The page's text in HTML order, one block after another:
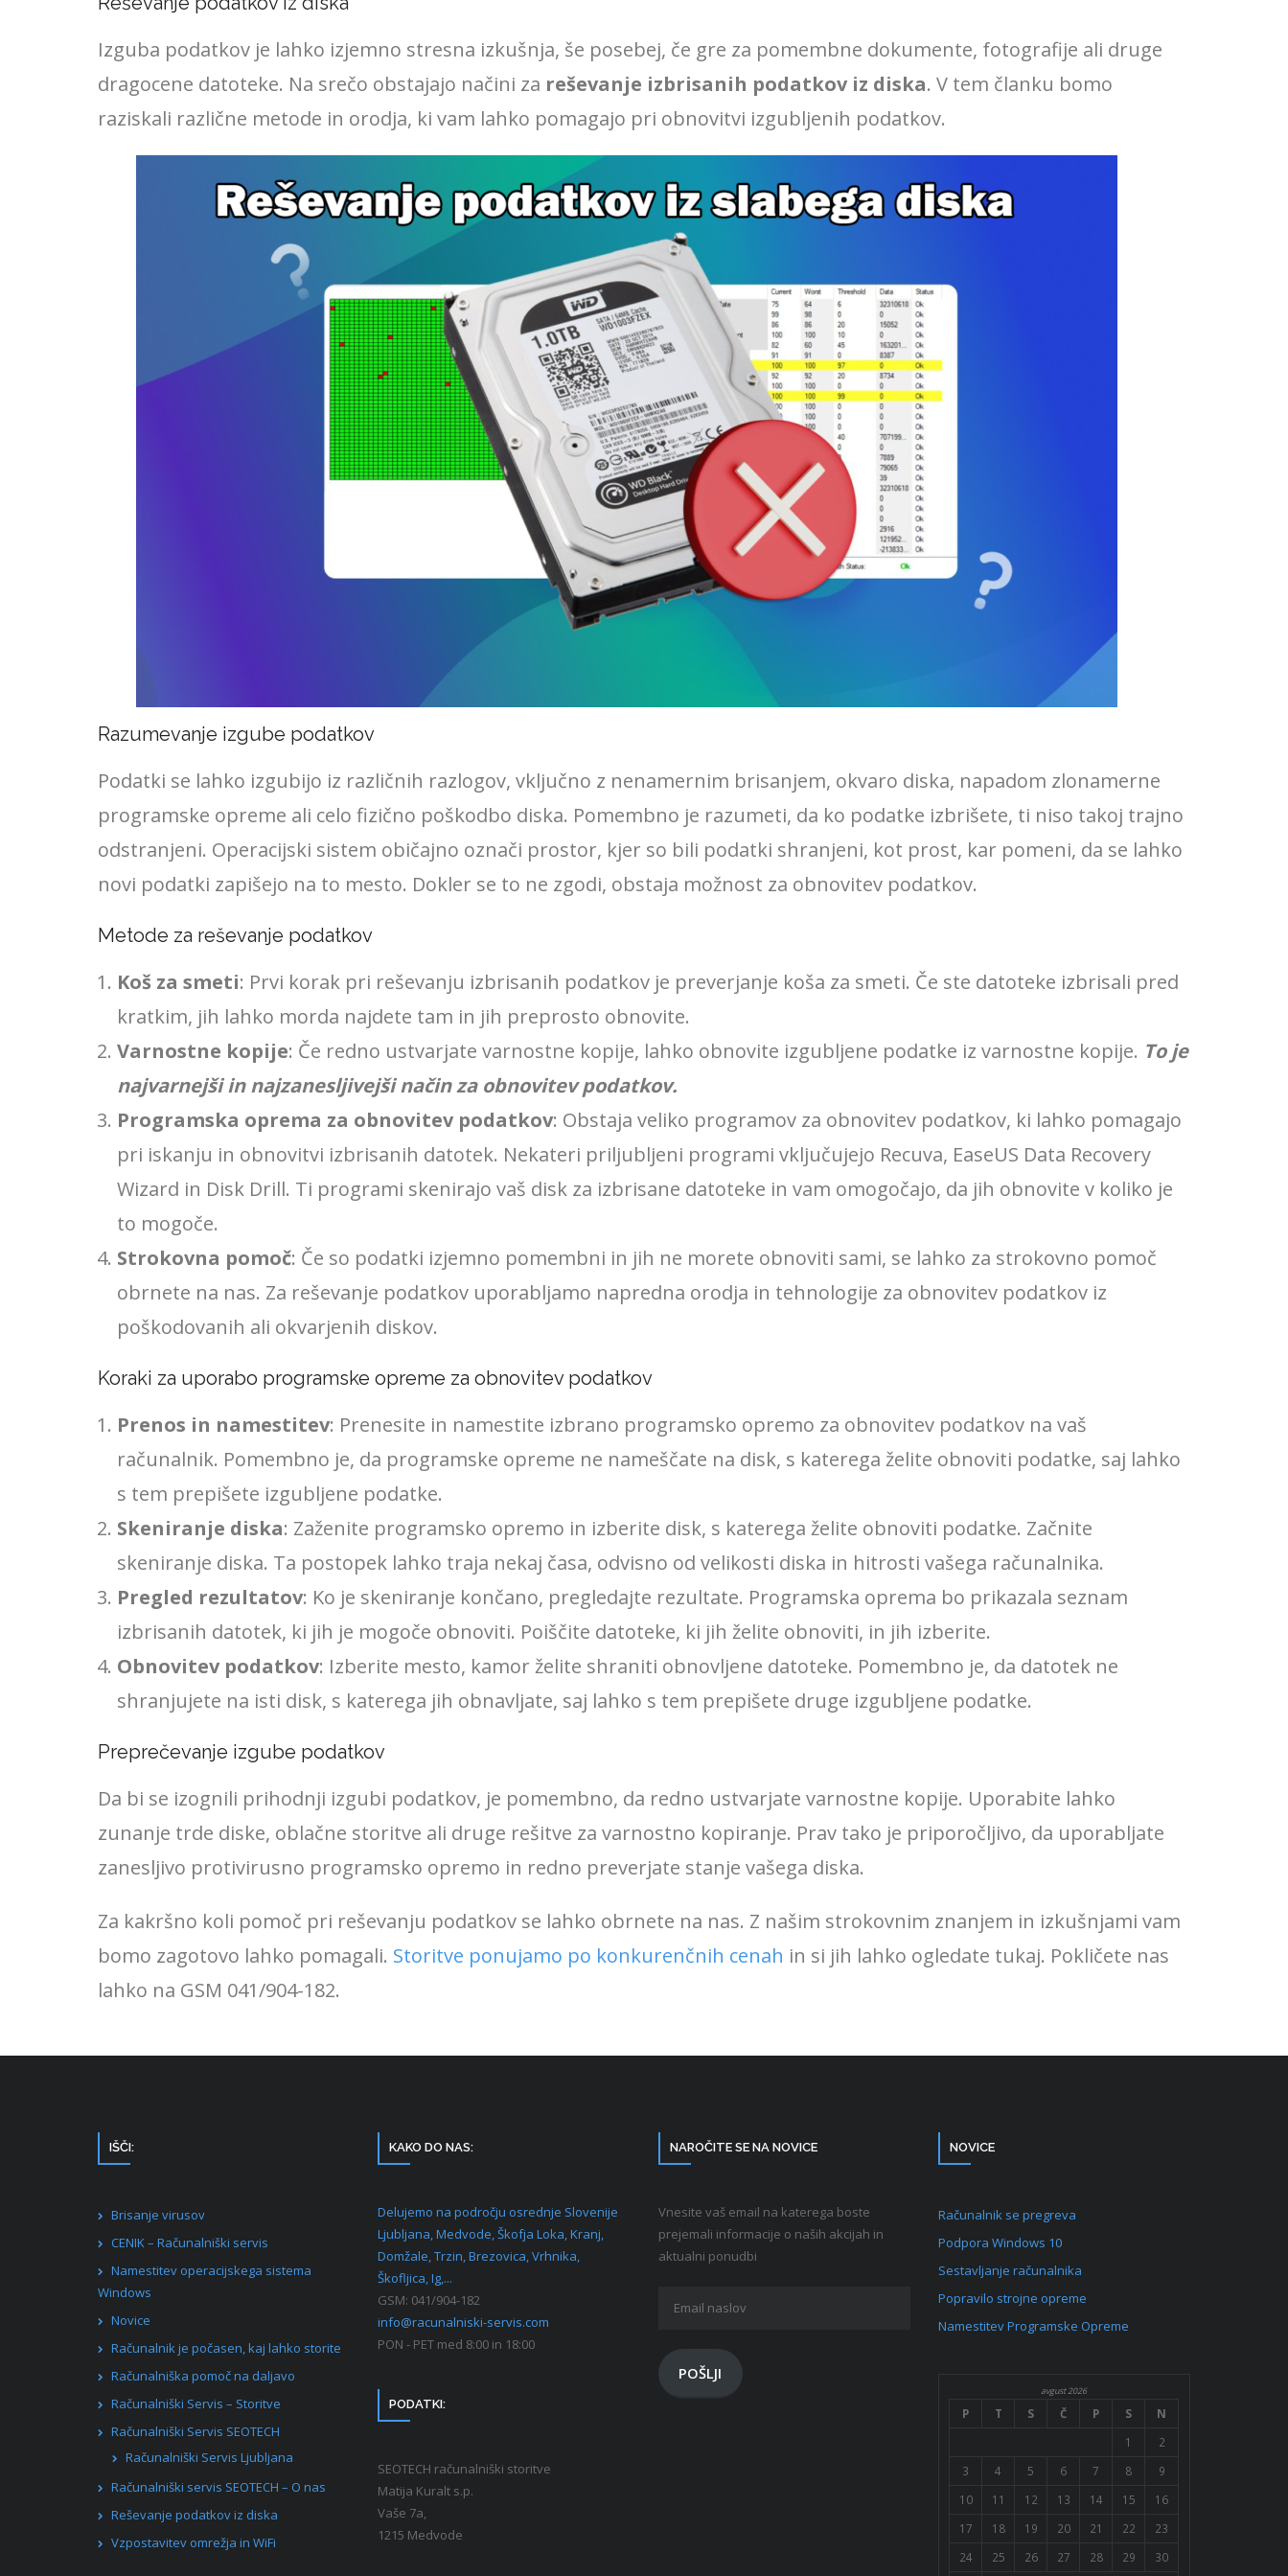
Izguba podatkov je lahko izjemno stresna izkušnja, še posebej, če gre za pomembne dokumente, fotografije ali druge
dragocene datoteke. Na srečo obstajajo načini za reševanje izbrisanih podatkov iz diska. V tem članku bomo
raziskali različne metode in orodja, ki vam lahko pomagajo pri obnovitvi izgubljenih podatkov.
Razumevanje izgube podatkov
Podatki se lahko izgubijo iz različnih razlogov, vključno z nenamernim brisanjem, okvaro diska, napadom zlonamerne
programske opreme ali celo fizično poškodbo diska. Pomembno je razumeti, da ko podatke izbrišete, ti niso takoj trajno
odstranjeni. Operacijski sistem običajno označi prostor, kjer so bili podatki shranjeni, kot prost, kar pomeni, da se lahko
novi podatki zapišejo na to mesto. Dokler se to ne zgodi, obstaja možnost za obnovitev podatkov.
Metode za reševanje podatkov
Koš za smeti: Prvi korak pri reševanju izbrisanih podatkov je preverjanje koša za smeti. Če ste datoteke izbrisali pred
kratkim, jih lahko morda najdete tam in jih preprosto obnovite.
Varnostne kopije: Če redno ustvarjate varnostne kopije, lahko obnovite izgubljene podatke iz varnostne kopije. To je
najvarnejši in najzanesljivejši način za obnovitev podatkov.
Programska oprema za obnovitev podatkov: Obstaja veliko programov za obnovitev podatkov, ki lahko pomagajo
pri iskanju in obnovitvi izbrisanih datotek. Nekateri priljubljeni programi vključujejo Recuva, EaseUS Data Recovery
Wizard in Disk Drill. Ti programi skenirajo vaš disk za izbrisane datoteke in vam omogočajo, da jih obnovite v koliko je
to mogoče.
Strokovna pomoč: Če so podatki izjemno pomembni in jih ne morete obnoviti sami, se lahko za strokovno pomoč
obrnete na nas. Za reševanje podatkov uporabljamo napredna orodja in tehnologije za obnovitev podatkov iz
poškodovanih ali okvarjenih diskov.
Koraki za uporabo programske opreme za obnovitev podatkov
Prenos in namestitev: Prenesite in namestite izbrano programsko opremo za obnovitev podatkov na vaš
računalnik. Pomembno je, da programske opreme ne nameščate na disk, s katerega želite obnoviti podatke, saj lahko
s tem prepišete izgubljene podatke.
Skeniranje diska: Zaženite programsko opremo in izberite disk, s katerega želite obnoviti podatke. Začnite
skeniranje diska. Ta postopek lahko traja nekaj časa, odvisno od velikosti diska in hitrosti vašega računalnika.
Pregled rezultatov: Ko je skeniranje končano, pregledajte rezultate. Programska oprema bo prikazala seznam
izbrisanih datotek, ki jih je mogoče obnoviti. Poiščite datoteke, ki jih želite obnoviti, in jih izberite.
Obnovitev podatkov: Izberite mesto, kamor želite shraniti obnovljene datoteke. Pomembno je, da datotek ne
shranjujete na isti disk, s katerega jih obnavljate, saj lahko s tem prepišete druge izgubljene podatke.
Preprečevanje izgube podatkov
Da bi se izognili prihodnji izgubi podatkov, je pomembno, da redno ustvarjate varnostne kopije. Uporabite lahko
zunanje trde diske, oblačne storitve ali druge rešitve za varnostno kopiranje. Prav tako je priporočljivo, da uporabljate
zanesljivo protivirusno programsko opremo in redno preverjate stanje vašega diska.
Za kakršno koli pomoč pri reševanju podatkov se lahko obrnete na nas. Z našim strokovnim znanjem in izkušnjami vam
bomo zagotovo lahko pomagali. Storitve ponujamo po konkurenčnih cenah in si jih lahko ogledate tukaj. Pokličete nas
lahko na GSM 041/904-182.
IŠČI:
Brisanje virusov
CENIK – Računalniški servis
Namestitev operacijskega sistema
Windows
Novice
Računalnik je počasen, kaj lahko storite
Računalniška pomoč na daljavo
Računalniški Servis – Storitve
Računalniški Servis SEOTECH
Računalniški Servis Ljubljana
Računalniški servis SEOTECH – O nas
Reševanje podatkov iz diska
Vzpostavitev omrežja in WiFi
KAKO DO NAS:
Delujemo na področju osrednje Slovenije
Ljubljana, Medvode, Škofja Loka, Kranj,
Domžale, Trzin, Brezovica, Vrhnika,
Škofljica, Ig,...
GSM: 041/904-182
info@racunalniski-servis.com
PON - PET med 8:00 in 18:00
PODATKI:
SEOTECH računalniški storitve
Matija Kuralt s.p.
Vaše 7a,
1215 Medvode
NAROČITE SE NA NOVICE
Vnesite vaš email na katerega boste
prejemali informacije o naših akcijah in
aktualni ponudbi
naslov
POŠLJI
NOVICE
Računalnik se pregreva
Podpora Windows 10
Sestavljanje računalnika
Popravilo strojne opreme
Namestitev Programske Opreme
avgust 2026
P T S Č P S
N
1
2
3
4 5 6 7 8
9
10
11 12 13 14 15
16
17
18 19 20 21 22
23
24
25 26 27 28 29 30